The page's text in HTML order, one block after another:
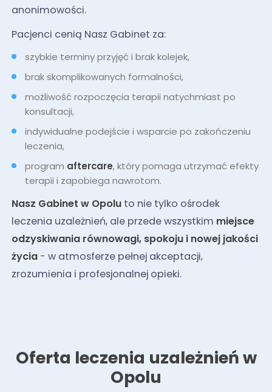
anonimowości.
Pacjenci cenią Nasz Gabinet za:
szybkie terminy przyjęć i brak kolejek,
brak skomplikowanych formalności,
możliwość rozpoczęcia terapii natychmiast po
konsultacji,
indywidualne podejście i wsparcie po zakończeniu
leczenia,
program aftercare, który pomaga utrzymać efekty
terapii i zapobiega nawrotom.
Nasz Gabinet w Opoluto nie tylko ośrodek
leczenia uzależnień, ale przede wszystkim miejsce
odzyskiwania równowagi, spokoju i nowej jakości
życia- w atmosferze pełnej akceptacji,
zrozumienia i profesjonalnej opieki.
Oferta leczenia uzależnień w
Opolu